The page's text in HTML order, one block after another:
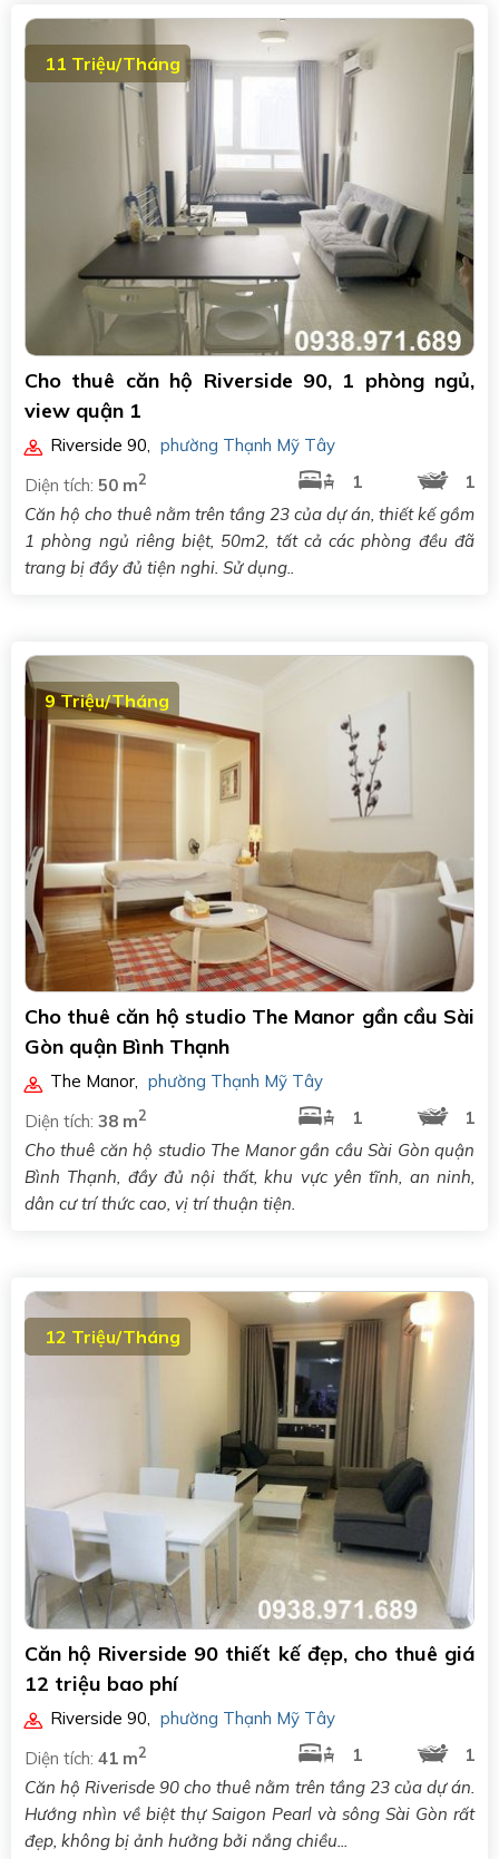
11 Triệu/Tháng
Cho thuê căn hộ Riverside 90, 1 phòng ngủ,
view quận 1
Riverside 90
phường Thạnh Mỹ Tây
Diện tích: 50 m2 1
1
Căn hộ cho thuê nằm trên tầng 23 của dự án, thiết kế gồm
1 phòng ngủ riêng biệt, 50m2, tất cả các phòng đều đã
trang bị đầy đủ tiện nghi. Sử dụng..
9 Triệu/Tháng
Cho thuê căn hộ studio The Manor gần cầu Sài
Gòn quận Bình Thạnh
The Manor, phường Thạnh Mỹ Tây
Diện tích: 38 m2 1
1
Cho thuê căn hộ studio The Manor gần cầu Sài Gòn quận
Bình Thạnh, đầy đủ nội thất, khu vực yên tĩnh, an ninh,
dân cư trí thức cao, vị trí thuận tiện.
12 Triệu/Tháng
Căn hộ Riverside 90 thiết kế đẹp, cho thuê giá
12 triệu bao phí
Riverside 90
phường Thạnh Mỹ Tây
Diện tích: 41 m2 1
1
Căn hộ Riverisde 90 cho thuê nằm trên tầng 23 của dự án.
Hướng nhìn về biệt thự Saigon Pearl và sông Sài Gòn rất
đẹp, không bị ảnh hưởng bởi nắng chiều...